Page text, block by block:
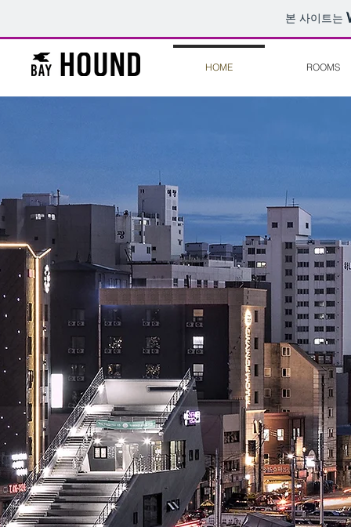
본 사이트는
HOME ROOMS